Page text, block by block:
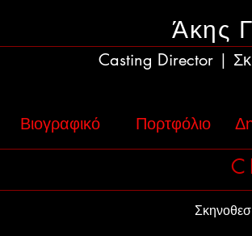
Άκης
Casting Director |
Βιογραφικό Πορτφόλιο